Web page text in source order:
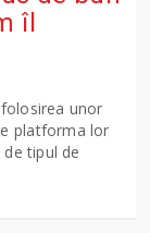
îl
unor
platforma lor
tipul de